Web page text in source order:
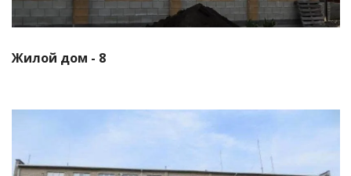
Жилой дом - 8